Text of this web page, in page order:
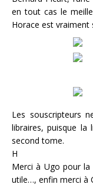
en tout cas le
Horace est vraiment
Les souscripteurs
libraires, puisque la
second tome.
H
Merci à Ugo pour
utile…, enfin merci à